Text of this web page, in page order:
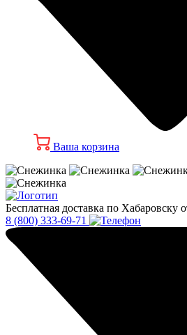
Ваша корзина
Бесплатная доставка по Хабаровску
8 (800) 333-69-71